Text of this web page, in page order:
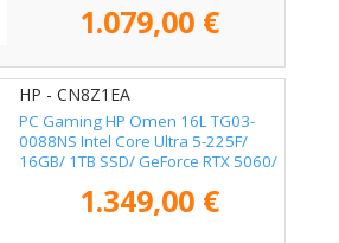
1.079,00 €
HP - CN8Z1EA
PC Gaming HP Omen 16L TG03-
0088NS Intel Core Ultra 5-225F/
16GB/ 1TB SSD/ GeForce RTX 5060/
1.349,00 €